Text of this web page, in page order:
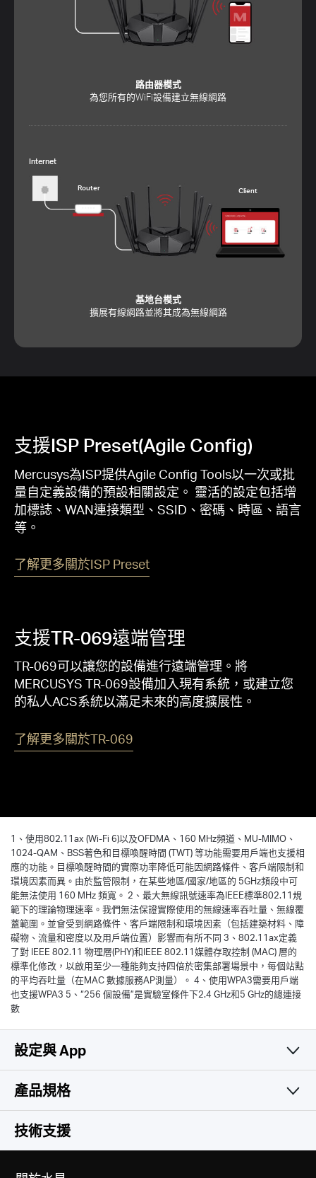
路由器模式
為您所有的WiFi設備建立無線網路
Internet
Router Client
基地台模式
擴展有線網路並將其成為無線網路
支援ISP Preset(Agile Config)
Mercusys為ISP提供Agile Config Tools以一次或批
量自定義設備的預設相關設定。 靈活的設定包括增
加標誌、WAN連接類型、SSID、密碼、時區、語言
等。
了解更多關於ISP Preset
支援TR-069遠端管理
TR-069可以讓您的設備進行遠端管理。將
MERCUSYS TR-069設備加入現有系統，或建立您
的私人ACS系統以滿足未來的高度擴展性。
了解更多關於TR-069
1、使用802.11ax (Wi-Fi 6)以及OFDMA、160 MHz頻道、MU-MIMO、
1024-QAM、BSS著色和目標喚醒時間 (TWT) 等功能需要用戶端也支援相
應的功能。目標喚醒時間的實際功率降低可能因網路條件、客戶端限制和
環境因素而異。由於監管限制，在某些地區/國家/地區的 5GHz頻段中可
能無法使用 160 MHz 頻寬。 2、最大無線訊號速率為IEEE標準802.11規
範下的理論物理速率。我們無法保證實際使用的無線速率吞吐量、無線覆
蓋範圍。並會受到網路條件、客戶端限制和環境因素（包括建築材料、障
礙物、流量和密度以及用戶端位置）影響而有所不同 3、802.11ax定義
了對 IEEE 802.11 物理層(PHY)和IEEE 802.11媒體存取控制 (MAC) 層的
標準化修改，以啟用至少一種能夠支持四倍於密集部署場景中，每個站點
的平均吞吐量（在MAC 數據服務AP測量）。 4、使用WPA3需要用戶端
也支援WPA3 5、“256 個設備”是實驗室條件下2.4 GHz和5 GHz的總連接
數
設定與 App
簡易且實用
產品規格
無線網路
技術支援